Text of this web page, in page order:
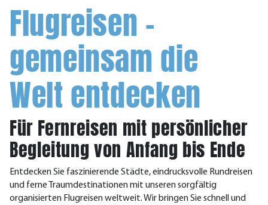
Flugreisen –
gemeinsam die
Welt entdecken
Für Fernreisen mit persönlicher
Begleitung von Anfang bis Ende
Entdecken Sie faszinierende Städte, eindrucksvolle Rundreisen
und ferne Traumdestinationen mit unseren sorgfältig
organisierten Flugreisen weltweit. Wir bringen Sie schnell und